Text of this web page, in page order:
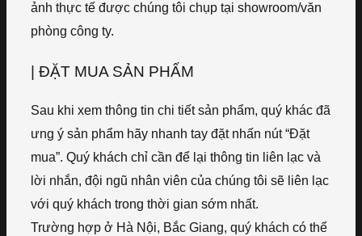
ảnh thực tế được chúng tôi chụp tại showroom/văn
phòng công ty.
| ĐẶT MUA SẢN PHẨM
Sau khi xem thông tin chi tiết sản phẩm, quý khác đã
ưng ý sản phẩm hãy nhanh tay đặt nhấn nút “Đặt
mua”. Quý khách chỉ cần để lại thông tin liên lạc và
lời nhắn, đội ngũ nhân viên của chúng tôi sẽ liên lạc
với quý khách trong thời gian sớm nhất.
Trường hợp ở Hà Nội, Bắc Giang, quý khách có thể